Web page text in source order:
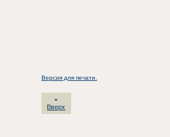
Версия для печати.
Вверх